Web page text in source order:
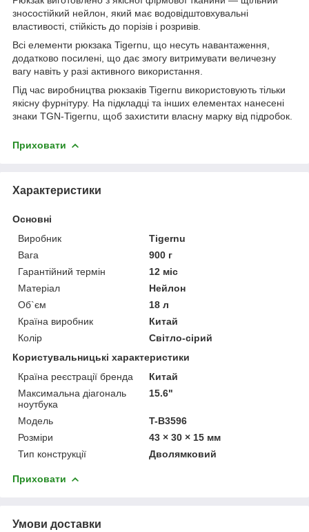
зносостійкий нейлон, який має водовідштовхувальні
властивості, стійкість до порізів і розривів.
Всі елементи рюкзака Tigernu, що несуть навантаження,
додатково посилені, що дає змогу витримувати величезну
вагу навіть у разі активного використання.
Під час виробництва рюкзаків Tigernu використовують тільки
якісну фурнітуру. На підкладці та інших елементах нанесені
знаки TGN-Tigernu, щоб захистити власну марку від підробок.
Приховати
Характеристики
Основні
Виробник
Tigernu
Вага
900 г
Гарантійний термін
12 міс
Матеріал
Нейлон
Об`єм
18 л
Країна виробник
Китай
Колір
Світло-сірий
Користувальницькі характеристики
Країна реєстрації бренда
Китай
Максимальна діагональ
ноутбука
15.6"
Мoдель
T-B3596
Розміри
43 × 30 × 15 мм
Тип конструкції
Дволямковий
Приховати
Умови доставки